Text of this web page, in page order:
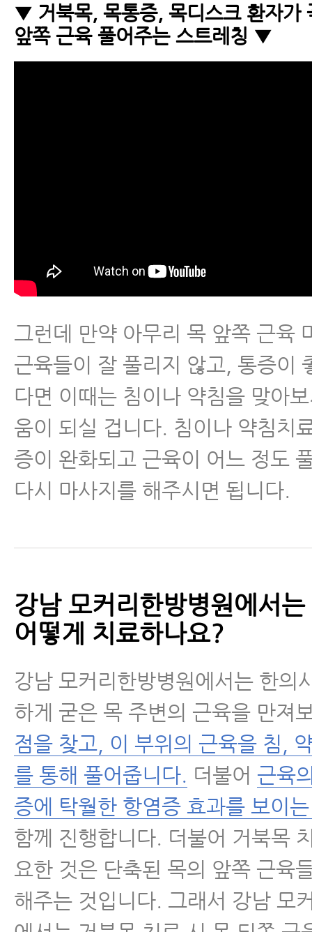
▼ 거북목, 목통증, 목디스크 환자가
앞쪽 근육 풀어주는 스트레칭 ▼
그런데 만약 아무리 목 앞쪽 근육
근육들이 잘 풀리지 않고, 통증이
다면 이때는 침이나 약침을 맞아
움이 되실 겁니다. 침이나 약침치
증이 완화되고 근육이 어느 정도
다시 마사지를 해주시면 됩니다.
강남 모커리한방병원에서는
어떻게 치료하나요?
강남 모커리한방병원에서는 한의
하게 굳은 목 주변의 근육을 만져
점을 찾고, 이 부위의 근육을 침,
를 통해 풀어줍니다. 더불어 근육
증에 탁월한 항염증 효과를 보이
함께 진행합니다. 더불어 거북목
요한 것은 단축된 목의 앞쪽 근육
해주는 것입니다. 그래서 강남 모